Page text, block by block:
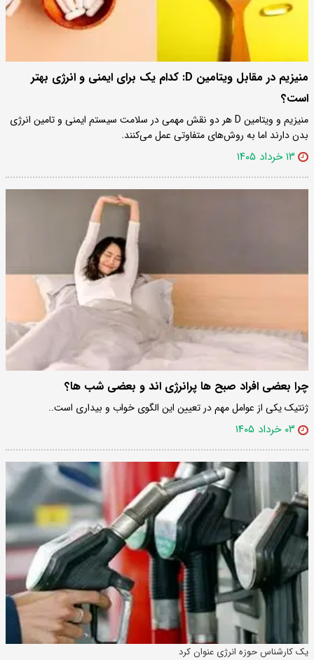
منیزیم در مقابل ویتامین D: کدام یک برای ایمنی و انرژی بهتر
است؟
منیزیم و ویتامین D هر دو نقش مهمی در سلامت سیستم ایمنی و تامین انرژی
بدن دارند اما به روش‌های متفاوتی عمل می‌کنند.
۱۳ خرداد ۱۴۰۵
چرا بعضی افراد صبح ها پرانرژی اند و بعضی شب ها؟
ژنتیک یکی از عوامل مهم در تعیین این الگوی خواب و بیداری است..
۰۳ خرداد ۱۴۰۵
یک کارشناس حوزه انرژی عنوان کرد